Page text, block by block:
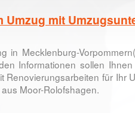
Umzug mit
in Mecklenburg-
Informationen sollen
für
Moor-Rolofshagen.